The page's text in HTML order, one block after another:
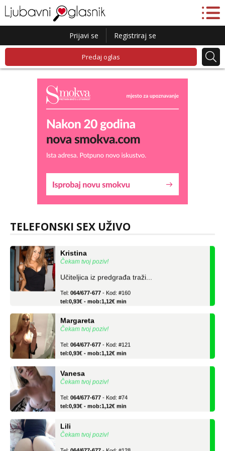
Prijavi se Registriraj se
Predaj oglas
TELEFONSKI SEX UŽIVO
Liliana
tel:0,93€ - mob:1,12€ min
Čekam tvoj poziv!
tel:0,93€ - mob:1,12€ min
Čekam tvoj poziv!
tel:0,93€ - mob:1,12€ min
Čekam tvoj poziv!
tel:0,93€ - mob:1,12€ min
Čekam tvoj poziv!